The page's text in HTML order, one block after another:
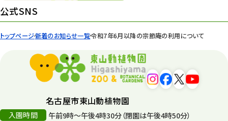
トップページ新着のお知らせ一覧令和7年6月以降の宗節庵の利用について
公式SNS
名古屋市東山動植物園
入園時間
午前9時～午後4時30分（閉園は午後4時50分）